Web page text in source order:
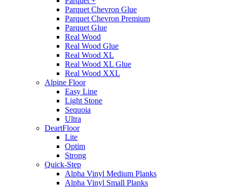
Parquet Chevron Glue
Parquet Chevron Premium
Parquet Glue
Real Wood
Real Wood Glue
Real Wood XL
Real Wood XL Glue
Real Wood XXL
Alpine Floor
Easy Line
Light Stone
Sequoia
Ultra
DeartFloor
Lite
Optim
Strong
Quick-Step
Alpha Vinyl Medium Planks
Alpha Vinyl Small Planks